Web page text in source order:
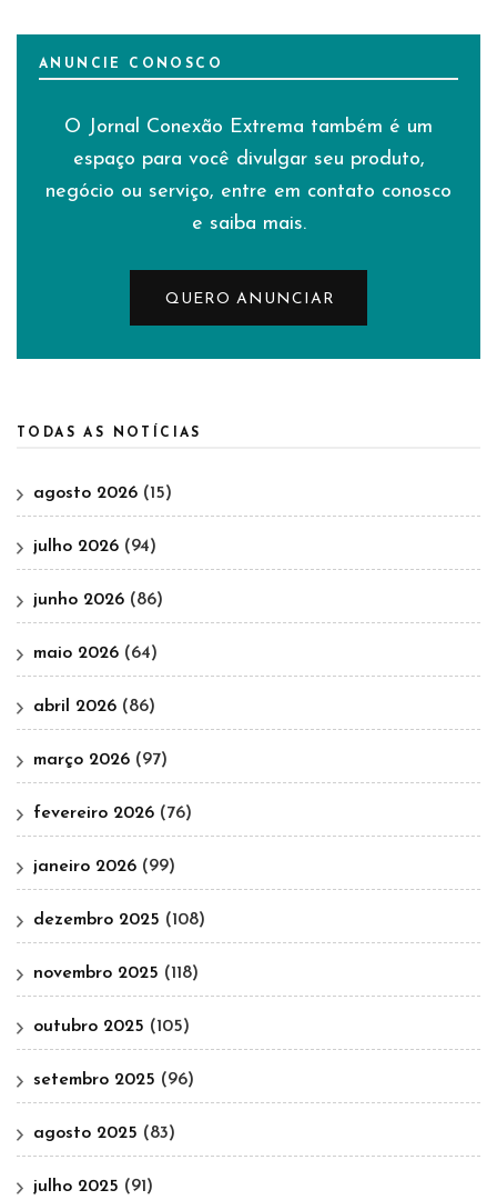
ANUNCIE CONOSCO
O Jornal Conexão Extrema também é um
espaço para você divulgar seu produto,
negócio ou serviço, entre em contato conosco
e saiba mais.
QUERO ANUNCIAR
TODAS AS NOTÍCIAS
agosto 2026 (15)
julho 2026 (94)
junho 2026 (86)
maio 2026 (64)
abril 2026 (86)
março 2026 (97)
fevereiro 2026 (76)
janeiro 2026 (99)
dezembro 2025 (108)
novembro 2025 (118)
outubro 2025 (105)
setembro 2025 (96)
agosto 2025 (83)
julho 2025 (91)